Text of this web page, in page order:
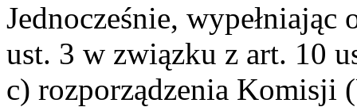
Jednocześnie,
ust. 3 w związku z art. 10
c) rozporządzenia Komisji